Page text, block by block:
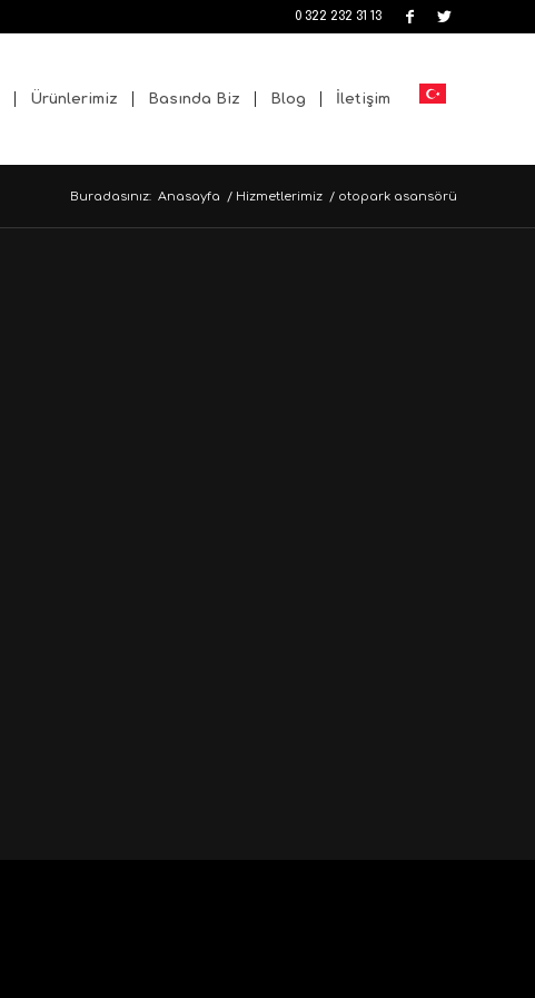
0 322 232 31 13
Ürünlerimiz Basında Biz Blog İletişim
Buradasınız: Anasayfa / Hizmetlerimiz / otopark asansörü